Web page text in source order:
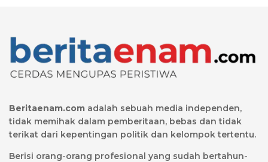
Beritaenam.com adalah sebuah media independen,
tidak memihak dalam pemberitaan, bebas dan tidak
terikat dari kepentingan politik dan kelompok tertentu.
Berisi orang-orang profesional yang sudah bertahun-